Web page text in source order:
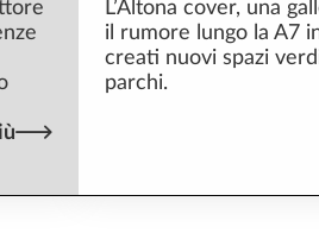
L’Altona cover, una
il rumore lungo la A7
creati nuovi spazi
parchi.